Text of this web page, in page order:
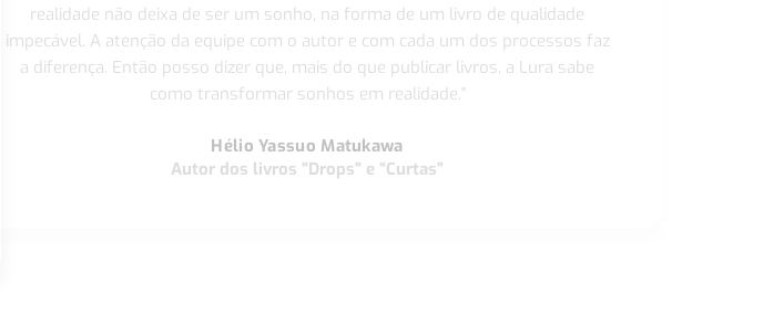
realidade não deixa de ser um sonho, na forma de um livro de qualidade
impecável. A atenção da equipe com o autor e com cada um dos processos faz
a diferença. Então posso dizer que, mais do que publicar livros, a Lura sabe
como transformar sonhos em realidade."
Hélio Yassuo Matukawa
Autor dos livros "Drops" e “Curtas”